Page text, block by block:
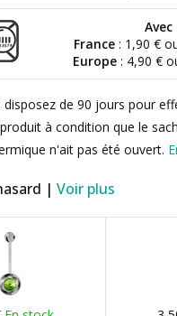
Avec
France : 1,90 €
Europe: 4,90 €
disposez de 90 jours pour
à condition que le
n'ait pas été ouvert.
| Voir plus